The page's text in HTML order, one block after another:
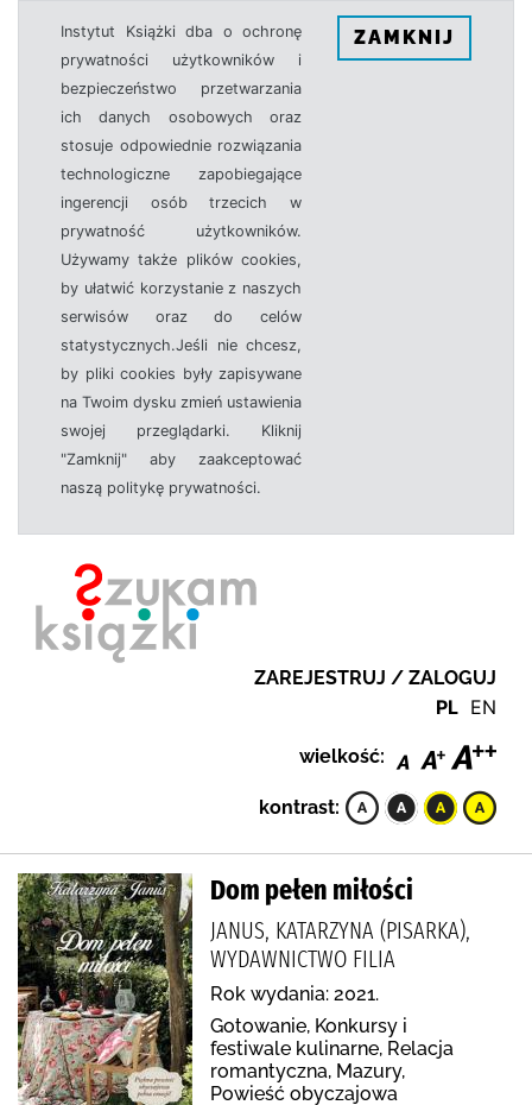
Instytut Książki dba o ochronę
prywatności użytkowników i
bezpieczeństwo przetwarzania
ich danych osobowych oraz
stosuje odpowiednie rozwiązania
technologiczne zapobiegające
ingerencji osób trzecich w
prywatność użytkowników.
Używamy także plików cookies,
by ułatwić korzystanie z naszych
serwisów oraz do celów
statystycznych.Jeśli nie chcesz,
by pliki cookies były zapisywane
na Twoim dysku zmień ustawienia
swojej przeglądarki. Kliknij
"Zamknij" aby zaakceptować
naszą politykę prywatności.
ZAMKNIJ
ZAREJESTRUJ / ZALOGUJ
PL EN
wielkość:
kontrast:
Dom pełen miłości
JANUS, KATARZYNA (PISARKA),
WYDAWNICTWO FILIA
Rok wydania: 2021.
Gotowanie, Konkursy i
festiwale kulinarne, Relacja
romantyczna, Mazury,
Powieść obyczajowa